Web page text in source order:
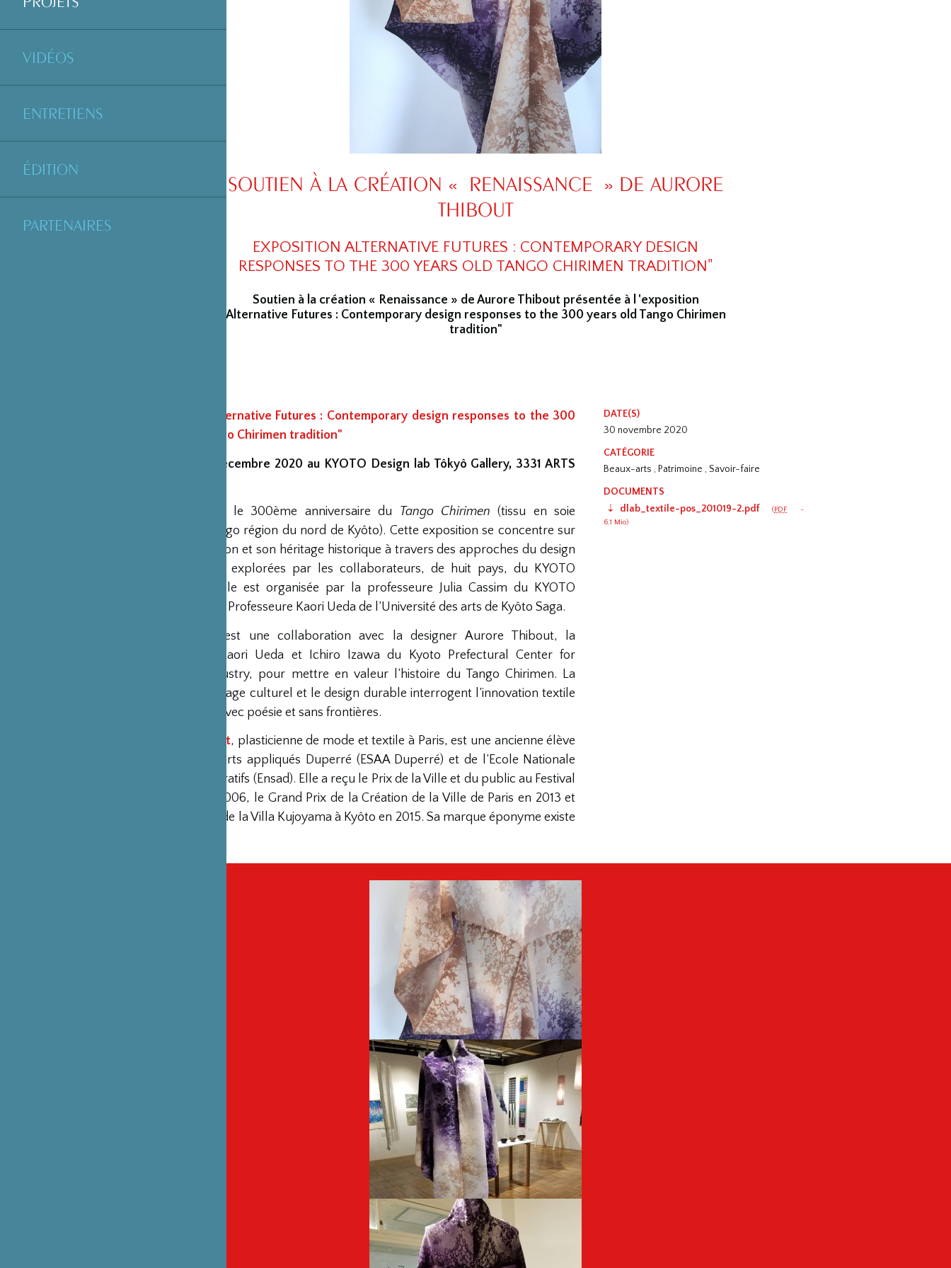
VIDÉOS
ENTRETIENS
ÉDITION
PARTENAIRES
SOUTIEN À LA CRÉATION « RENAISSANCE » DE AURORE
THIBOUT
EXPOSITION ALTERNATIVE FUTURES : CONTEMPORARY DESIGN
RESPONSES TO THE 300 YEARS OLD TANGO CHIRIMEN TRADITION"⁠
Soutien à la création « Renaissance » de Aurore Thibout présentée à l 'exposition
Alternative Futures : Contemporary design responses to the 300 years old Tango Chirimen
tradition"⁠
Alternative Futures : Contemporary design responses to the 300
years old Tango Chirimen tradition"⁠
Jusqu’au 27 décembre 2020 au KYOTO Design lab Tôkyô Gallery, 3331 ARTS
2020 marque le 300ème anniversaire du Tango Chirimen (tissu en soie
fabriqué à Tango région du nord de Kyôto). Cette exposition se concentre sur
sa riche tradition et son héritage historique à travers des approches du design
contemporain explorées par les collaborateurs, de huit pays, du KYOTO
Design lab. Elle est organisée par la professeure Julia Cassim du KYOTO
Design avec la Professeure Kaori Ueda de l’Université des arts de Kyôto Saga.
est une collaboration avec la designer Aurore Thibout, la
Professeure Kaori Ueda et Ichiro Izawa du Kyoto Prefectural Center for
Northern Industry, pour mettre en valeur l’histoire du Tango Chirimen. La
science, l’héritage culturel et le design durable interrogent l’innovation textile
par les sens, avec poésie et sans frontières.
Aurore Thibout, plasticienne de mode et textile à Paris, est une ancienne élève
des écoles d’arts appliqués Duperré (ESAA Duperré) et de l’Ecole Nationale
des Arts Décoratifs (Ensad). Elle a reçu le Prix de la Ville et du public au Festival
d’Hyères en 2006, le Grand Prix de la Création de la Ville de Paris en 2013 et
était lauréate de la Villa Kujoyama à Kyôto en 2015. Sa marque éponyme existe
DATE(S)
30 novembre 2020
CATÉGORIE
Beaux-arts , Patrimoine , Savoir-faire
DOCUMENTS
dlab_textile-pos_201019-2.pdf
(PDF -
6.1 Mio)